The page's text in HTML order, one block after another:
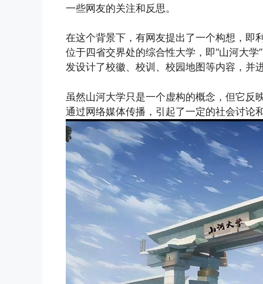
一些网友的关注和反思。
在这个背景下，有网友提出了一个构想，即
位于四省交界处的综合性大学，即“山河大
发设计了校徽、校训、校园地图等内容，并
虽然山河大学只是一个虚构的概念，但它反
通过网络媒体传播，引起了一定的社会讨论